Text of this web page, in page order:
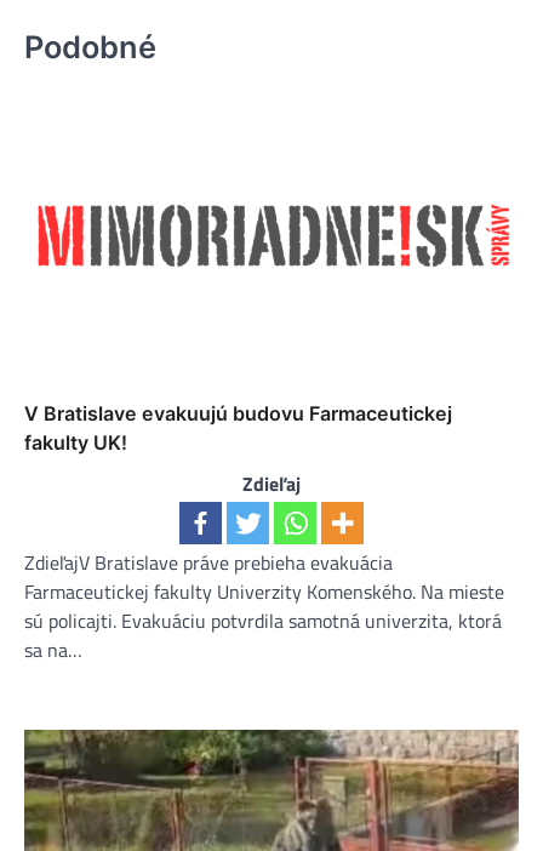
Podobné
V Bratislave evakuujú budovu Farmaceutickej
fakulty UK!
Zdieľaj
ZdieľajV Bratislave práve prebieha evakuácia
Farmaceutickej fakulty Univerzity Komenského. Na mieste
sú policajti. Evakuáciu potvrdila samotná univerzita, ktorá
sa na…